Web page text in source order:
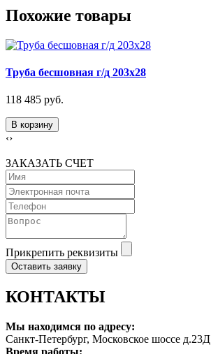
Похожие товары
Труба бесшовная г/д 203х28
118 485 руб.
В корзину
‹›
ЗАКАЗАТЬ СЧЕТ
Прикрепить реквизиты
Оставить заявку
КОНТАКТЫ
Мы находимся по адресу:
Санкт-Петербург, Московское шоссе д.23Д